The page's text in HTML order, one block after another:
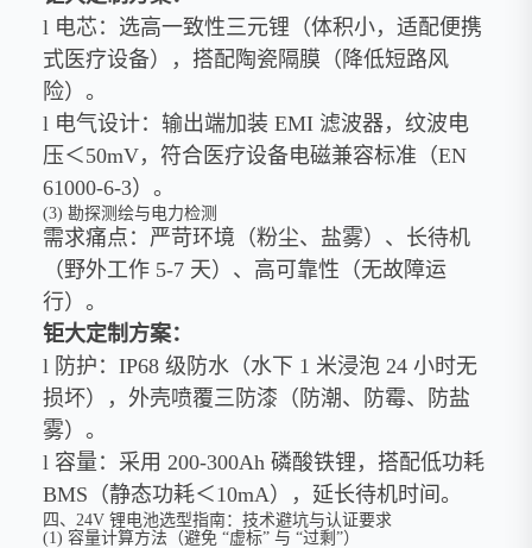
l 电芯：选高一致性三元锂（体积小，适配便携
式医疗设备），搭配陶瓷隔膜（降低短路风
险）。
l 电气设计：输出端加装 EMI 滤波器，纹波电
压＜50mV，符合医疗设备电磁兼容标准（EN
61000-6-3）。
(3) 勘探测绘与电力检测
需求痛点：严苛环境（粉尘、盐雾）、长待机
（野外工作 5-7 天）、高可靠性（无故障运
行）。
钜大定制方案：
l 防护：IP68 级防水（水下 1 米浸泡 24 小时无
损坏），外壳喷覆三防漆（防潮、防霉、防盐
雾）。
l 容量：采用 200-300Ah 磷酸铁锂，搭配低功耗
BMS（静态功耗＜10mA），延长待机时间。
四、24V 锂电池选型指南：技术避坑与认证要求
(1) 容量计算方法（避免 “虚标” 与 “过剩”）